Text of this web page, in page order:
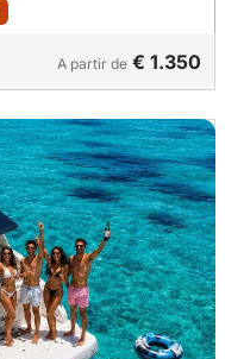
A partir de € 1.350